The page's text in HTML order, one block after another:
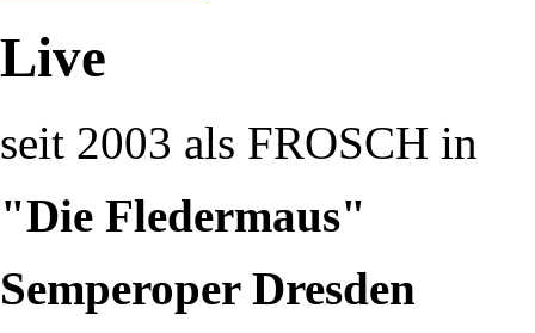
Live
seit 2003 als FROSCH in
"Die Fledermaus"
Semperoper Dresden